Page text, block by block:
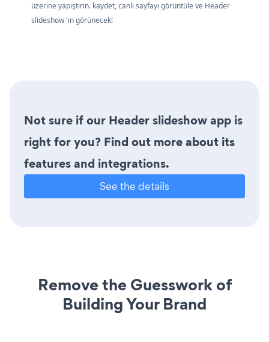
üzerine yapıştırın. kaydet, canlı sayfayı görüntüle ve Header
slideshow 'in görünecek!
Not sure if our Header slideshow app is
right for you? Find out more about its
features and integrations.
See the details
Remove the Guesswork of
Building Your Brand